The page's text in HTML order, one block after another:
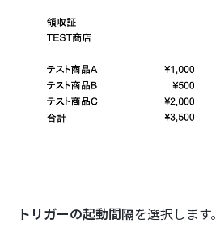
トリガーの起動間隔を選択します。